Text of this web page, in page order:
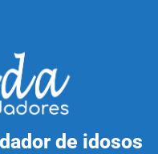
de idosos